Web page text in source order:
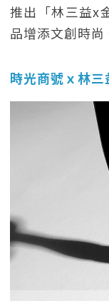
推出「林三益x
品增添文創時尚
時光商號ｘ林